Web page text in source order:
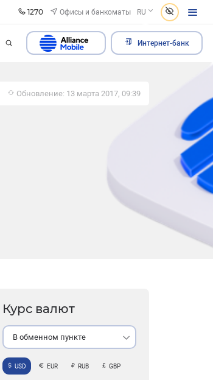
1270 Офисы и банкоматы RU
Интернет-банк
Обновление: 13 марта 2017, 09:39
Курс валют
В обменном пункте
USD EUR RUB GBP